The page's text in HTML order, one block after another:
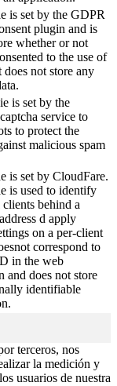
is set by the GDPR
plugin and is
whether or not
to the use of
does not store any
is set by the
service to
to protect the
malicious spam
is set by CloudFare.
is used to identify
behind a
d apply
on a per-client
correspond to
in the web
and does not store
identifiable
terceros, nos
la medición y
usuarios de nuestra